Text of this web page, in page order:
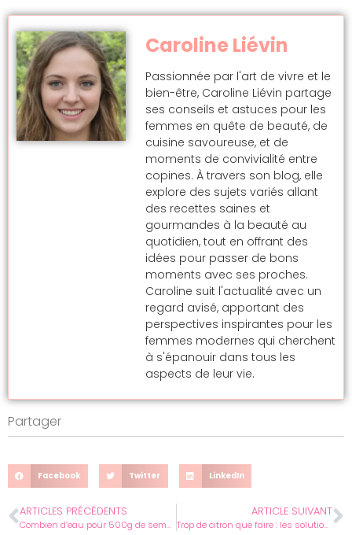
Caroline Liévin
Passionnée par l'art de vivre et le
bien-être, Caroline Liévin partage
ses conseils et astuces pour les
femmes en quête de beauté, de
cuisine savoureuse, et de
moments de convivialité entre
copines. À travers son blog, elle
explore des sujets variés allant
des recettes saines et
gourmandes à la beauté au
quotidien, tout en offrant des
idées pour passer de bons
moments avec ses proches.
Caroline suit l'actualité avec un
regard avisé, apportant des
perspectives inspirantes pour les
femmes modernes qui cherchent
à s'épanouir dans tous les
aspects de leur vie.
Partager
Facebook Twitter LinkedIn
ARTICLES PRÉCÉDENTS
Combien d’eau pour 500g de semoule : la méthode pour une cuisson parfaite
ARTICLE SUIVANT
Trop de citron que faire : les solutions pour éviter le gaspillage